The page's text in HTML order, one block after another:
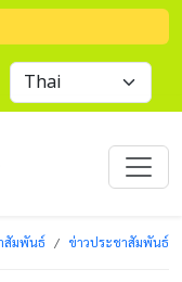
สัมพันธ์ ข่าวประชาสัมพันธ์